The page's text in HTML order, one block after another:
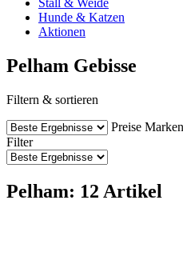
Stall & Weide
Hunde & Katzen
Aktionen
Pelham Gebisse
Filtern & sortieren
Preise Marken
Filter
Pelham: 12 Artikel